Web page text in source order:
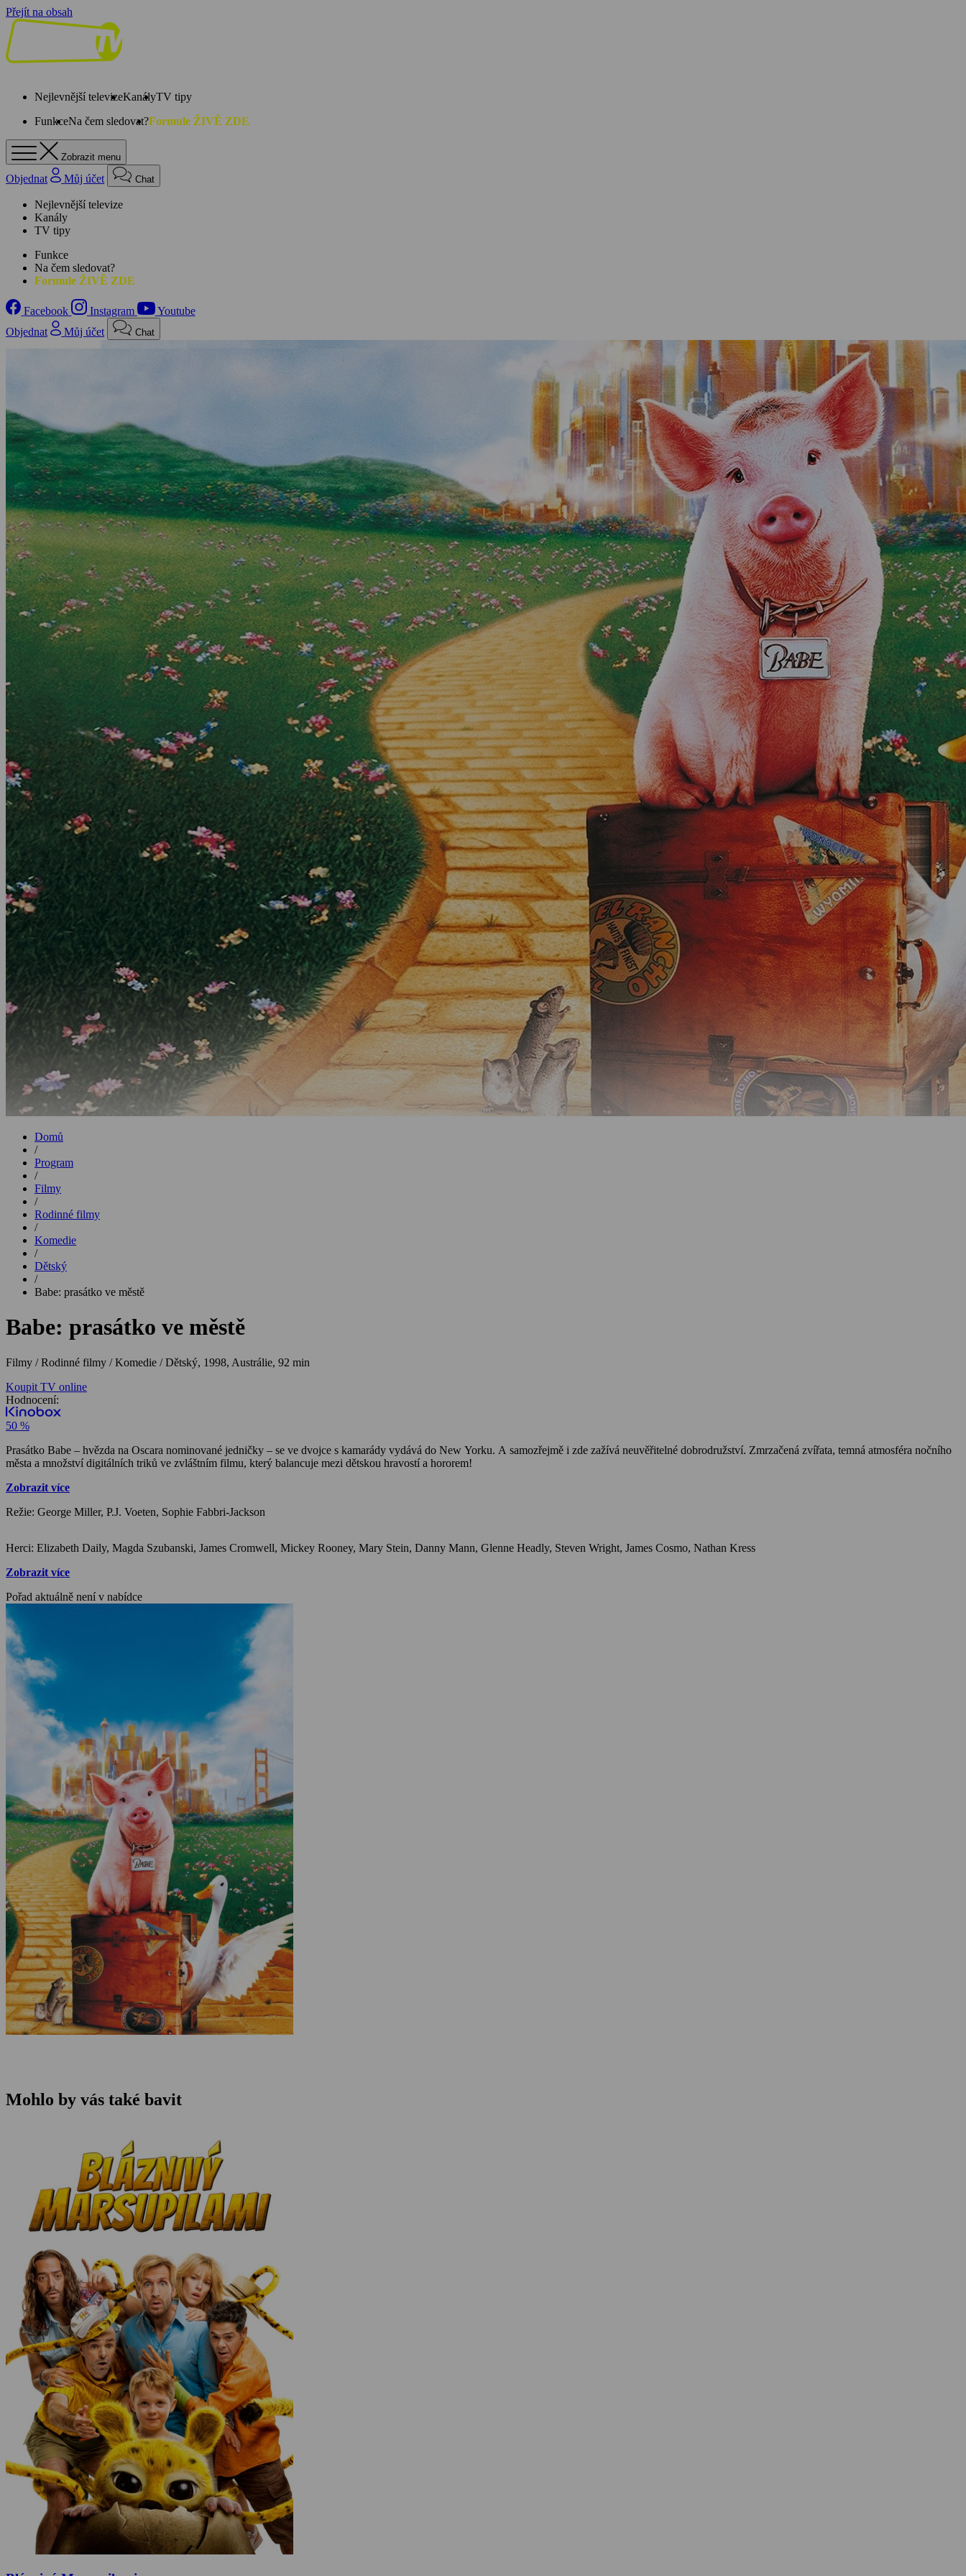
Přejít na obsah
Nejlevnější televizeKanályTV tipy
FunkceNa čem sledovat?Formule ŽIVĚ ZDE
Zobrazit menu
Objednat Můj účet Chat
Nejlevnější televize
Kanály
TV tipy
Funkce
Na čem sledovat?
Formule ŽIVĚ ZDE
Facebook Instagram
Youtube
Objednat
Můj účet Chat
Domů
/
Program
/
Filmy
/
Rodinné filmy
/
Komedie
/
Dětský
/
Babe: prasátko ve městě
Babe: prasátko ve městě
Filmy / Rodinné filmy / Komedie / Dětský, 1998, Austrálie, 92 min
Koupit TV online
Hodnocení:
50 %
Prasátko Babe – hvězda na Oscara nominované jedničky – se ve dvojce s kamarády vydává do New Yorku. A samozřejmě i zde zažívá neuvěřitelné dobrodružství. Zmrzačená zvířata, temná atmosféra nočního
města a množství digitálních triků ve zvláštním filmu, který balancuje mezi dětskou hravostí a hororem!
Zobrazit více
Režie: George Miller, P.J. Voeten, Sophie Fabbri-Jackson
Herci: Elizabeth Daily, Magda Szubanski, James Cromwell, Mickey Rooney, Mary Stein, Danny Mann, Glenne Headly, Steven Wright, James Cosmo, Nathan Kress
Zobrazit více
Pořad aktuálně není v nabídce
Mohlo by vás také bavit